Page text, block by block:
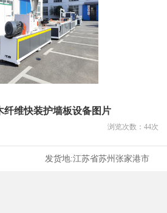
纤维快装护墙板设备图片
浏览次数： 44次
发货地:江苏省苏州张家港市